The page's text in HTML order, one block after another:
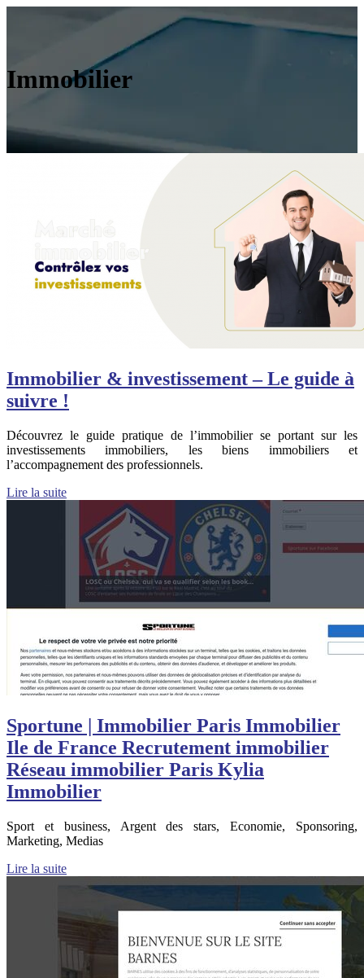
Immobilier
Immobilier & investissement – Le guide à
suivre !
Découvrez le guide pratique de l’immobilier se portant sur les
investissements immobiliers, les biens immobiliers et
l’accompagnement des professionnels.
Lire la suite
Sportune | Immobilier Paris Immobilier
Ile de France Recrutement immobilier
Réseau immobilier Paris Kylia
Immobilier
Sport et business, Argent des stars, Economie, Sponsoring,
Marketing, Medias
Lire la suite